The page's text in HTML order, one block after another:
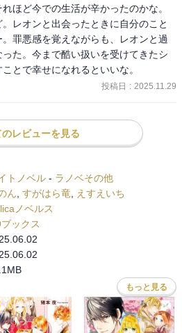
ほど今での生活が辛かったのかな。
レオンと出会ったときに自分のこと
罪悪感を覚えながらも、レオンと過
た。今まで酷い扱いを受けてきたシ
とで幸せになれるといいな。
投稿日 : 2025.11.29
レビューを見る
トノベル - ラノベその他
ん すがはら竜
えすえいち
ノベルス
ックス
もっと見る